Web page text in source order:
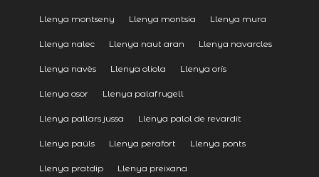
Llenya montseny Llenya montsia Llenya mura
Llenya nalec Llenya naut aran Llenya navarcles
Llenya navès Llenya oliola Llenya orís
Llenya osor Llenya palafrugell
Llenya pallars jussa Llenya palol de revardit
Llenya paüls Llenya perafort Llenya ponts
Llenya pratdip Llenya preixana